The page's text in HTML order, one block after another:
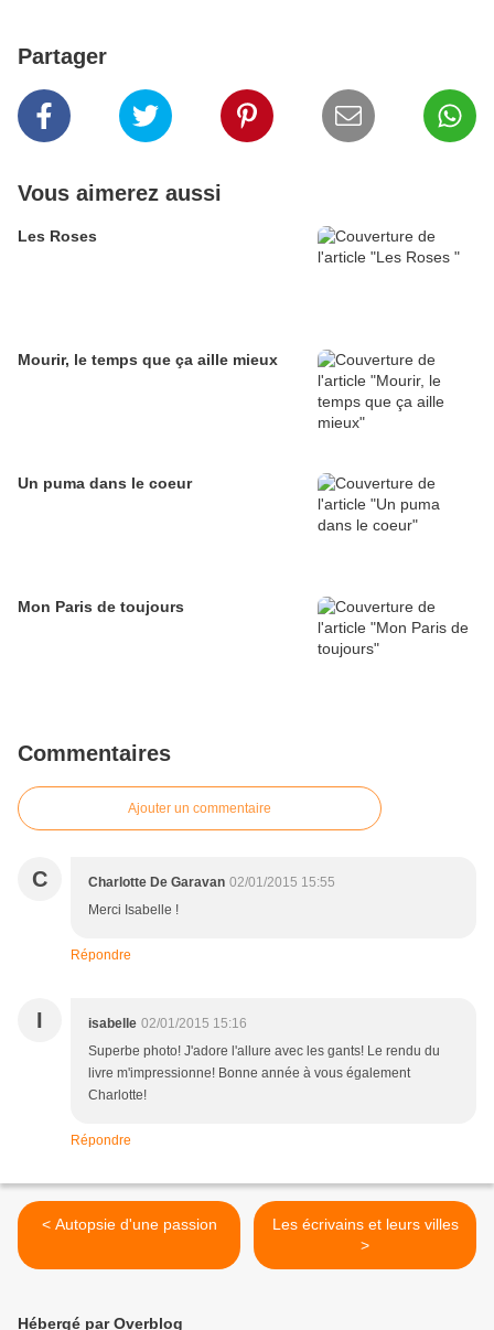
Partager
Vous aimerez aussi
Les Roses
Mourir, le temps que ça aille mieux
Un puma dans le coeur
Mon Paris de toujours
Commentaires
Ajouter un commentaire
C Charlotte De Garavan 02/01/2015 15:55
Merci Isabelle !
Répondre
I isabelle 02/01/2015 15:16
Superbe photo! J'adore l'allure avec les gants! Le rendu du
livre m'impressionne! Bonne année à vous également
Charlotte!
Répondre
< Autopsie d'une passion
Les écrivains et leurs villes
>
Hébergé par Overblog